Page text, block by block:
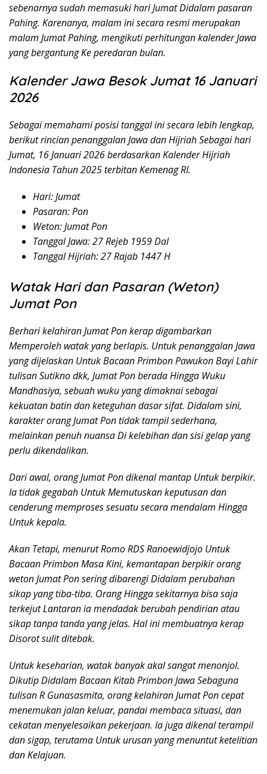
sebenarnya sudah memasuki hari Jumat Didalam pasaran
Pahing. Karenanya, malam ini secara resmi merupakan
malam Jumat Pahing, mengikuti perhitungan kalender Jawa
yang bergantung Ke peredaran bulan.
Kalender Jawa Besok Jumat 16 Januari
2026
Sebagai memahami posisi tanggal ini secara lebih lengkap,
berikut rincian penanggalan Jawa dan Hijriah Sebagai hari
Jumat, 16 Januari 2026 berdasarkan Kalender Hijriah
Indonesia Tahun 2025 terbitan Kemenag RI.
Hari: Jumat
Pasaran: Pon
Weton: Jumat Pon
Tanggal Jawa: 27 Rejeb 1959 Dal
Tanggal Hijriah: 27 Rajab 1447 H
Watak Hari dan Pasaran (Weton)
Jumat Pon
Berhari kelahiran Jumat Pon kerap digambarkan
Memperoleh watak yang berlapis. Untuk penanggalan Jawa
yang dijelaskan Untuk Bacaan Primbon Pawukon Bayi Lahir
tulisan Sutikno dkk, Jumat Pon berada Hingga Wuku
Mandhasiya, sebuah wuku yang dimaknai sebagai
kekuatan batin dan keteguhan dasar sifat. Didalam sini,
karakter orang Jumat Pon tidak tampil sederhana,
melainkan penuh nuansa Di kelebihan dan sisi gelap yang
perlu dikendalikan.
Dari awal, orang Jumat Pon dikenal mantap Untuk berpikir.
Ia tidak gegabah Untuk Memutuskan keputusan dan
cenderung memproses sesuatu secara mendalam Hingga
Untuk kepala.
Akan Tetapi, menurut Romo RDS Ranoewidjojo Untuk
Bacaan Primbon Masa Kini, kemantapan berpikir orang
weton Jumat Pon sering dibarengi Didalam perubahan
sikap yang tiba-tiba. Orang Hingga sekitarnya bisa saja
terkejut Lantaran ia mendadak berubah pendirian atau
sikap tanpa tanda yang jelas. Hal ini membuatnya kerap
Disorot sulit ditebak.
Untuk keseharian, watak banyak akal sangat menonjol.
Dikutip Didalam Bacaan Kitab Primbon Jawa Sebaguna
tulisan R Gunasasmita, orang kelahiran Jumat Pon cepat
menemukan jalan keluar, pandai membaca situasi, dan
cekatan menyelesaikan pekerjaan. Ia juga dikenal terampil
dan sigap, terutama Untuk urusan yang menuntut ketelitian
dan Kelajuan.